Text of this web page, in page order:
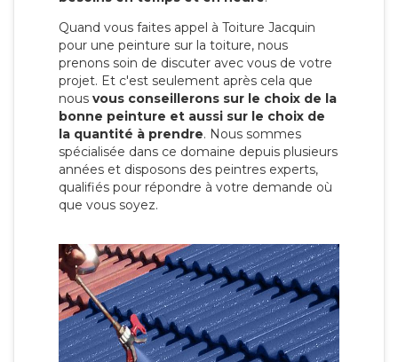
Quand vous faites appel à Toiture Jacquin
pour une peinture sur la toiture, nous
prenons soin de discuter avec vous de votre
projet. Et c'est seulement après cela que
nous vous conseillerons sur le choix de la
bonne peinture et aussi sur le choix de
la quantité à prendre. Nous sommes
spécialisée dans ce domaine depuis plusieurs
années et disposons des peintres experts,
qualifiés pour répondre à votre demande où
que vous soyez.